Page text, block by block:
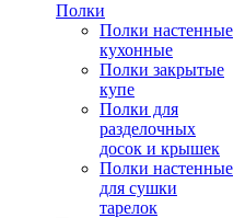
Полки
Полки настенные
кухонные
Полки закрытые
купе
Полки для
разделочных
досок и крышек
Полки настенные
для сушки
тарелок